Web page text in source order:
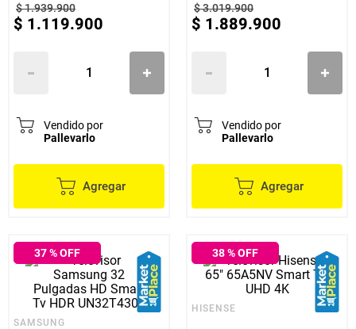
$1.939.900
$ 1.119.900
Vendido por
Pallevarlo
Agregar
$3.019.900
$ 1.889.900
Vendido por
Pallevarlo
Agregar
37% OFF
SAMSUNG
38% OFF
HISENSE